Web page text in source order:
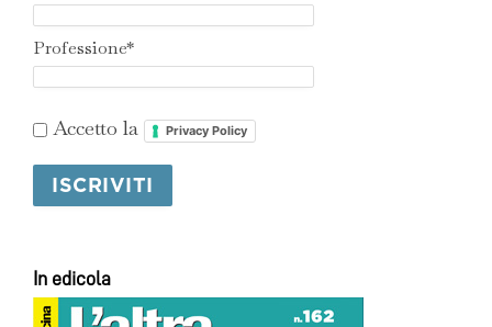
Professione*
Accetto la Privacy Policy
In edicola